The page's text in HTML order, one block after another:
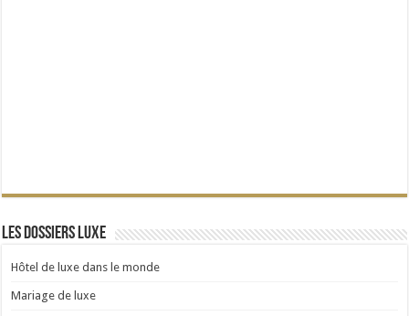
Les dossiers Luxe
Hôtel de luxe dans le monde
Mariage de luxe